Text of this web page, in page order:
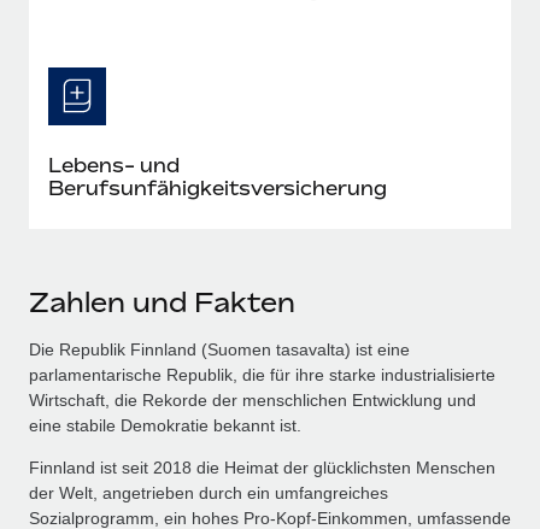
Lebens- und
Berufsunfähigkeitsversicherung
Zahlen und Fakten
Die Republik Finnland (Suomen tasavalta) ist eine
parlamentarische Republik, die für ihre starke industrialisierte
Wirtschaft, die Rekorde der menschlichen Entwicklung und
eine stabile Demokratie bekannt ist.
Finnland ist seit 2018 die Heimat der glücklichsten Menschen
der Welt, angetrieben durch ein umfangreiches
Sozialprogramm, ein hohes Pro-Kopf-Einkommen, umfassende